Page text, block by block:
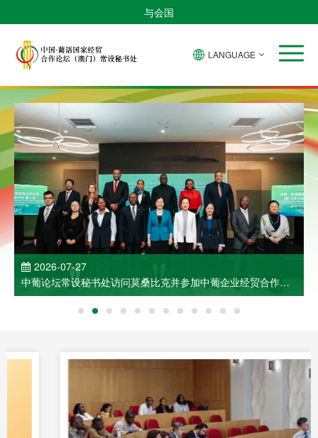
与会国
LANGUAGE
2026-07-27
中葡论坛常设秘书处访问莫桑比克并参加中葡企业经贸合作洽
谈会